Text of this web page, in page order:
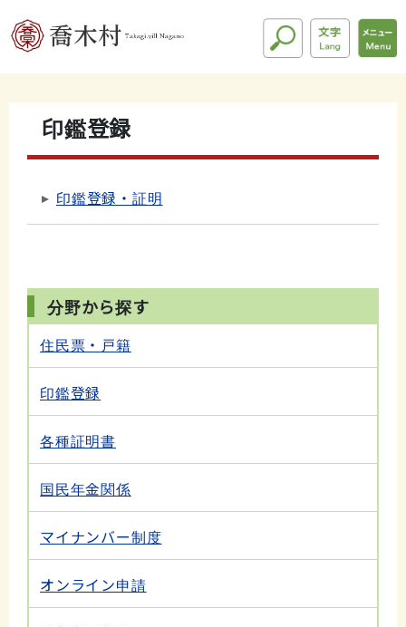
印鑑登録
印鑑登録・証明
分野から探す
住民票・戸籍
印鑑登録
各種証明書
国民年金関係
マイナンバー制度
オンライン申請